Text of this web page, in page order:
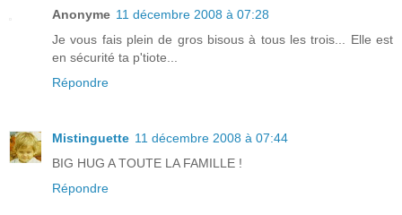
Anonyme 11 décembre 2008 à 07:28
Je vous fais plein de gros bisous à tous les trois... Elle est
en sécurité ta p'tiote...
Répondre
Mistinguette 11 décembre 2008 à 07:44
BIG HUG A TOUTE LA FAMILLE !
Répondre